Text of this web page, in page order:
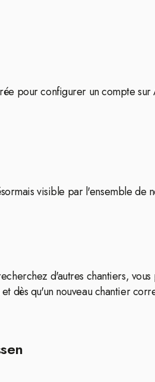
pour configurer un compte
visible par l'ensemble de
d'autres chantiers,
dès qu'un nouveau chantier